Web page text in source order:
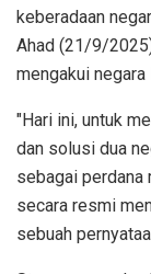
keberadaan
Ahad (21/9/
mengakui
"Hari ini, untuk
dan solusi dua
sebagai perdana
secara resmi
sebuah